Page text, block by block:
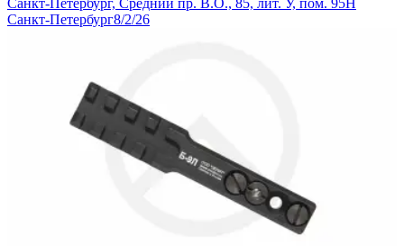
Санкт-Петербург8/2/26